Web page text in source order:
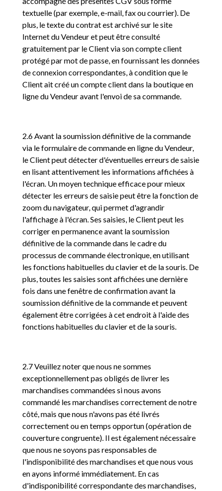
textuelle (par exemple, e-mail, fax ou courrier). De
plus, le texte du contrat est archivé sur le site
Internet du Vendeur et peut être consulté
gratuitement par le Client via son compte client
protégé par mot de passe, en fournissant les données
de connexion correspondantes, à condition que le
Client ait créé un compte client dans la boutique en
ligne du Vendeur avant l'envoi de sa commande.
2.6 Avant la soumission définitive de la commande
via le formulaire de commande en ligne du Vendeur,
le Client peut détecter d'éventuelles erreurs de saisie
en lisant attentivement les informations affichées à
l'écran. Un moyen technique efficace pour mieux
détecter les erreurs de saisie peut être la fonction de
zoom du navigateur, qui permet d'agrandir
l'affichage à l'écran. Ses saisies, le Client peut les
corriger en permanence avant la soumission
définitive de la commande dans le cadre du
processus de commande électronique, en utilisant
les fonctions habituelles du clavier et de la souris. De
plus, toutes les saisies sont affichées une dernière
fois dans une fenêtre de confirmation avant la
soumission définitive de la commande et peuvent
également être corrigées à cet endroit à l'aide des
fonctions habituelles du clavier et de la souris.
2.7 Veuillez noter que nous ne sommes
exceptionnellement pas obligés de livrer les
marchandises commandées si nous avons
commandé les marchandises correctement de notre
côté, mais que nous n'avons pas été livrés
correctement ou en temps opportun (opération de
couverture congruente). Il est également nécessaire
que nous ne soyons pas responsables de
l'indisponibilité des marchandises et que nous vous
en ayons informé immédiatement. En cas
d'indisponibilité correspondante des marchandises,